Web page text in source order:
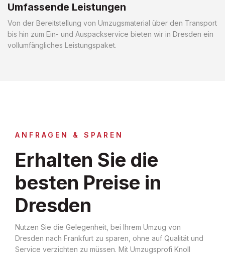
Umfassende Leistungen
Von der Bereitstellung von Umzugsmaterial über den Transport
bis hin zum Ein- und Auspackservice bieten wir in Dresden ein
vollumfängliches Leistungspaket.
ANFRAGEN & SPAREN
Erhalten Sie die
besten Preise in
Dresden
Nutzen Sie die Gelegenheit, bei Ihrem Umzug von
Dresden nach Frankfurt zu sparen, ohne auf Qualität und
Service verzichten zu müssen. Mit Umzugsprofi Knoll